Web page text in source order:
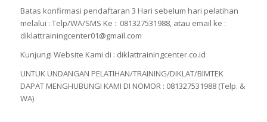
Batas konfirmasi pendaftaran 3 Hari sebelum hari pelatihan
melalui : Telp/WA/SMS Ke : 081327531988, atau email ke :
diklattrainingcenter01@gmail.com
Kunjungi Website Kami di : diklattrainingcenter.co.id
UNTUK UNDANGAN PELATIHAN/TRAINING/DIKLAT/BIMTEK
DAPAT MENGHUBUNGI KAMI DI NOMOR : 081327531988 (Telp. &
WA)